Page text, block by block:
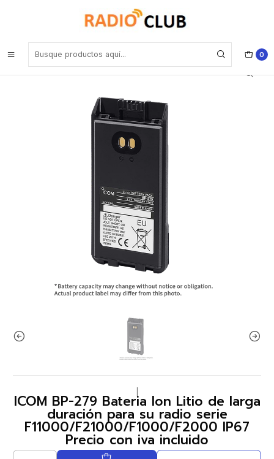
0
ICOM BP-279 Bateria Ion Litio de larga duración para su radio serie
F11000/F21000/F1000/F2000 IP67 Precio con iva incluido
ICOM BP-279 Bateria Ion Litio de larga
duración para su radio serie
F11000/F21000/F1000/F2000 IP67
Precio con iva incluido